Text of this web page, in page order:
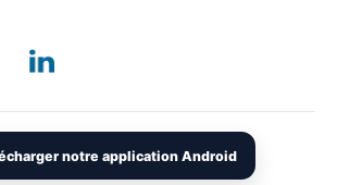
notre application Android